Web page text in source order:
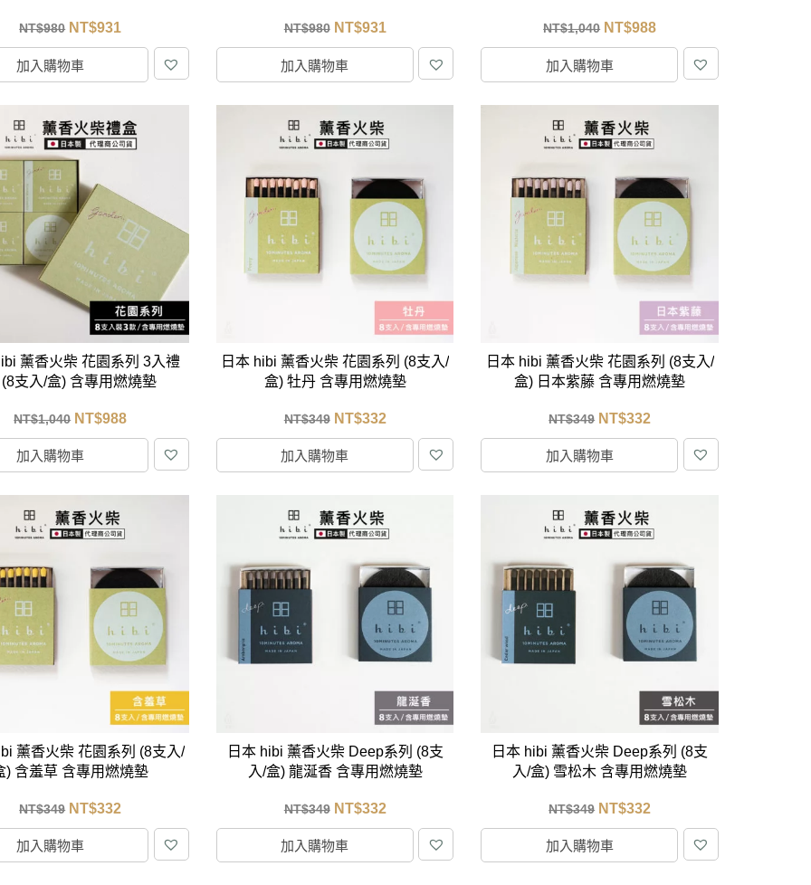
NT$980 NT$931
加入購物車
NT$980 NT$931
加入購物車
NT$1,040 NT$988
加入購物車
薰香火柴 花園系列 3入禮
支入/盒) 含專用燃燒墊
NT$1,040 NT$988
加入購物車
日本 hibi 薰香火柴 花園系列 (8支入/
盒) 牡丹 含專用燃燒墊
NT$349 NT$332
加入購物車
日本 hibi 薰香火柴 花園系列 (8支入/
盒) 日本紫藤 含專用燃燒墊
NT$349 NT$332
加入購物車
薰香火柴 花園系列 (8支入/
) 含羞草 含專用燃燒墊
NT$349 NT$332
加入購物車
日本 hibi 薰香火柴 Deep系列 (8支
入/盒) 龍涎香 含專用燃燒墊
NT$349 NT$332
加入購物車
日本 hibi 薰香火柴 Deep系列 (8支
入/盒) 雪松木 含專用燃燒墊
NT$349 NT$332
加入購物車